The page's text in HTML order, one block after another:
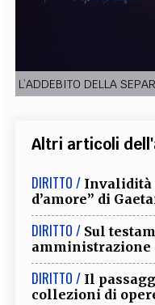
L’ADDEBITO DELLA
Altri articoli
DIRITTO / Invalidità
d’amore” di
DIRITTO / Sul
amministrazione
DIRITTO / Il
collezioni di